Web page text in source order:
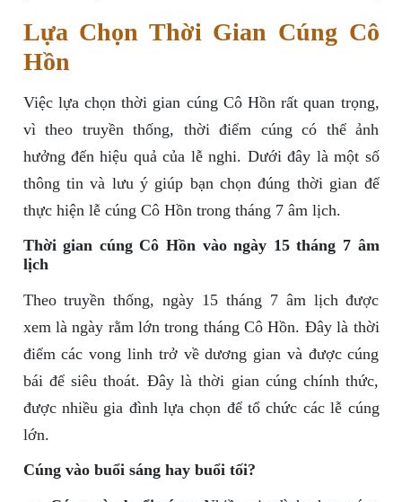
Lựa Chọn Thời Gian Cúng Cô
Hồn
Việc lựa chọn thời gian cúng Cô Hồn rất quan trọng,
vì theo truyền thống, thời điểm cúng có thể ảnh
hưởng đến hiệu quả của lễ nghi. Dưới đây là một số
thông tin và lưu ý giúp bạn chọn đúng thời gian để
thực hiện lễ cúng Cô Hồn trong tháng 7 âm lịch.
Thời gian cúng Cô Hồn vào ngày 15 tháng 7 âm
lịch
Theo truyền thống, ngày 15 tháng 7 âm lịch được
xem là ngày rằm lớn trong tháng Cô Hồn. Đây là thời
điểm các vong linh trở về dương gian và được cúng
bái để siêu thoát. Đây là thời gian cúng chính thức,
được nhiều gia đình lựa chọn để tổ chức các lễ cúng
lớn.
Cúng vào buổi sáng hay buổi tối?